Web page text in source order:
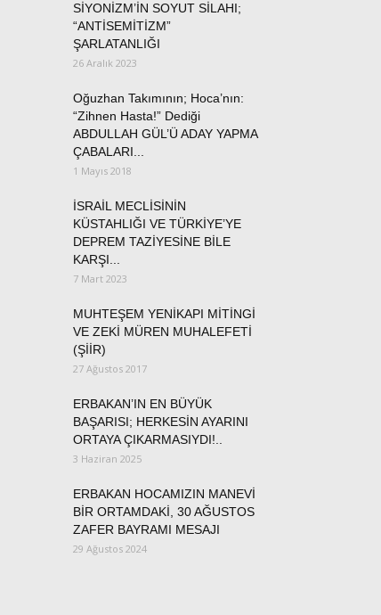
SİYONİZM’İN SOYUT SİLAHI;
“ANTİSEMİTİZM”
ŞARLATANLIĞI
26 Aralık 2023
Oğuzhan Takımının; Hoca’nın:
“Zihnen Hasta!” Dediği
ABDULLAH GÜL’Ü ADAY YAPMA
ÇABALARI...
1 Mayıs 2018
İSRAİL MECLİSİNİN
KÜSTAHLIĞI VE TÜRKİYE’YE
DEPREM TAZİYESİNE BİLE
KARŞI...
7 Mart 2023
MUHTEŞEM YENİKAPI MİTİNGİ
VE ZEKİ MÜREN MUHALEFETİ
(ŞİİR)
27 Ağustos 2017
ERBAKAN’IN EN BÜYÜK
BAŞARISI; HERKESİN AYARINI
ORTAYA ÇIKARMASIYDI!..
3 Haziran 2025
ERBAKAN HOCAMIZIN MANEVİ
BİR ORTAMDAKİ, 30 AĞUSTOS
ZAFER BAYRAMI MESAJI
29 Ağustos 2024